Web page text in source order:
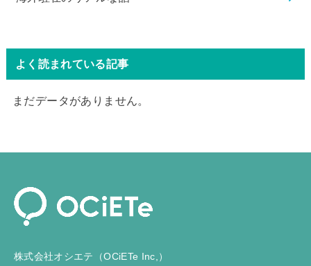
よく読まれている記事
まだデータがありません。
株式会社オシエテ（OCiETe Inc,）